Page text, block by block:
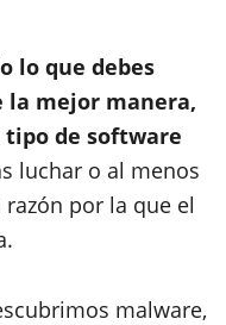
lo que debes
la mejor manera,
de software
luchar o al menos
por la que el
malware,